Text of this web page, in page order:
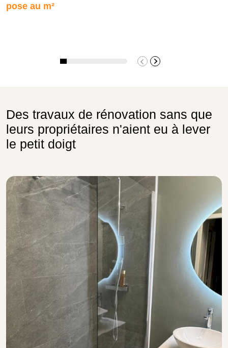
pose au m²
Des travaux de rénovation sans que
leurs propriétaires n'aient eu à lever
le petit doigt